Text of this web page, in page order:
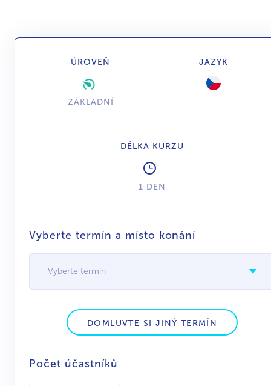
ÚROVEŇ
ZÁKLADNÍ
JAZYK
DÉLKA KURZU
1 DEN
Vyberte termín a místo konání
Vyberte termín
DOMLUVTE SI JINÝ TERMÍN
Počet účastníků